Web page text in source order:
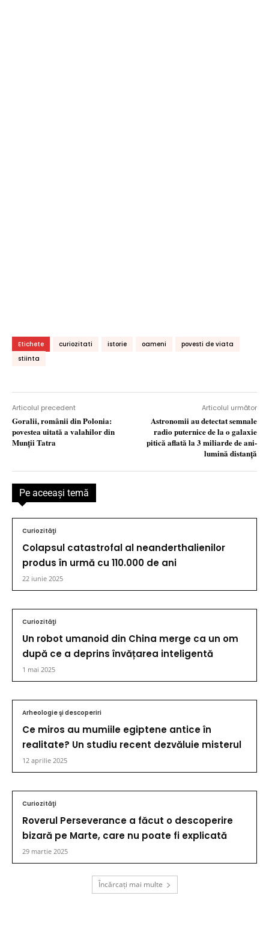
Etichete curiozitati istorie oameni
povesti de viata
stiinta
Articolul precedent
Goralii, românii din Polonia:
povestea uitată a valahilor din
Munţii Tatra
Articolul următor
Astronomii au detectat semnale
radio puternice de la o galaxie
pitică aflată la 3 miliarde de ani-
lumină distanță
Pe aceeaşi temă
Curiozităţi
Colapsul catastrofal al neanderthalienilor
produs în urmă cu 110.000 de ani
22 iunie 2025
Curiozităţi
Un robot umanoid din China merge ca un om
după ce a deprins învățarea inteligentă
1 mai 2025
Arheologie şi descoperiri
Ce miros au mumiile egiptene antice în
realitate? Un studiu recent dezvăluie misterul
12 aprilie 2025
Curiozităţi
Roverul Perseverance a făcut o descoperire
bizară pe Marte, care nu poate fi explicată
29 martie 2025
Încărcați mai multe